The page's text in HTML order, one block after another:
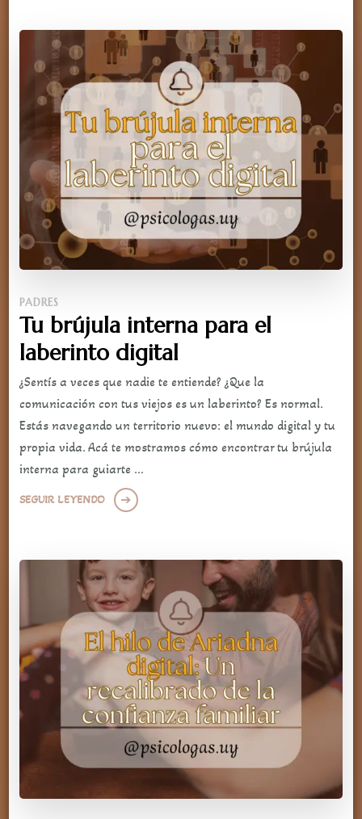
PADRES
Tu brújula interna para el
laberinto digital
¿Sentís a veces que nadie te entiende? ¿Que la
comunicación con tus viejos es un laberinto? Es normal.
Estás navegando un territorio nuevo: el mundo digital y tu
propia vida. Acá te mostramos cómo encontrar tu brújula
interna para guiarte …
SEGUIR LEYENDO